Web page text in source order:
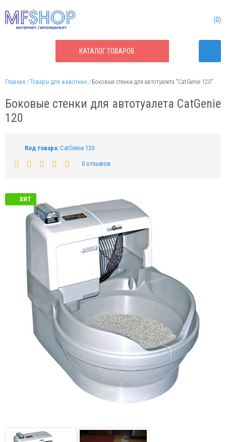
КАТАЛОГТОВАРОВ
0
Главная Товары для животных Боковые стенки для автотуалета "CatGenie 120"
Боковые стенки для автотуалета CatGenie
120
Код товара: CatGenie 120
0 отзывов
ХИТ